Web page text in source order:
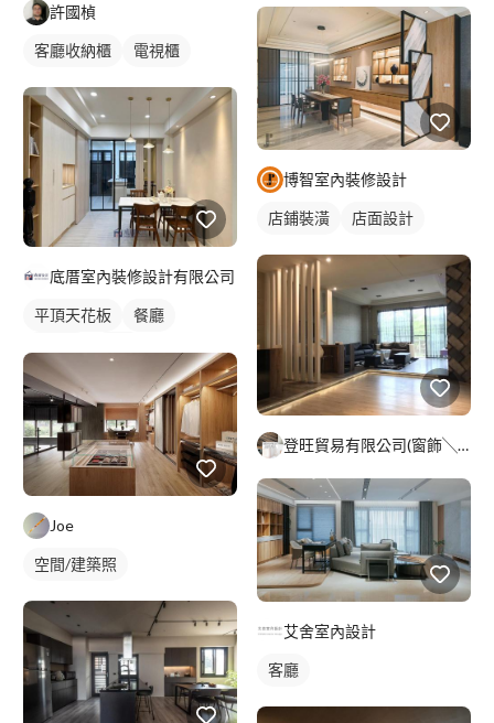
許國楨
客廳收納櫃 電視櫃
底厝室內裝修設計有限公司
平頂天花板
餐廳
日式風
吊燈
全室照明設計
客廳燈光設計
Joe
空間/建築照
博智室內裝修設計
店鋪裝潢 店面設計
登旺貿易有限公司(窗飾╲地板╲壁紙╲皮革繃布╲系統櫃)
艾舍室內設計
客廳